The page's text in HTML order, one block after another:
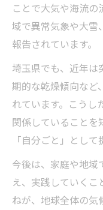
ことで大気や海流
域で異常気象や大雪
報告されています。
埼玉県でも、近年は
期的な乾燥傾向など
れています。こうし
関係していることを
「自分ごと」として
今後は、家庭や地域
え、実践していくこ
ねが、地球全体の